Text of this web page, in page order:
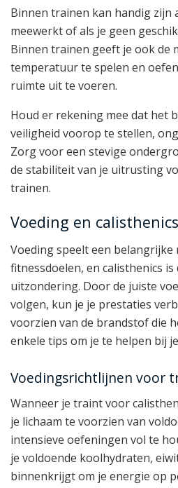
Binnen trainen kan handig zijn
meewerkt of als je geen
Binnen trainen geeft je ook de
temperatuur te spelen en
ruimte uit te voeren.
Houd er rekening mee dat het
veiligheid voorop te stellen,
Zorg voor een stevige
de stabiliteit van je uitrusting
trainen.
Voeding en calisthenics
Voeding speelt een
fitnessdoelen, en calisthenics
uitzondering. Door de juiste
volgen, kun je je prestaties
voorzien van de brandstof die
enkele tips om je te helpen bij
Voedingsrichtlijnen voor
Wanneer je traint voor
je lichaam te voorzien van
intensieve oefeningen vol te
je voldoende koolhydraten,
binnenkrijgt om je energie op